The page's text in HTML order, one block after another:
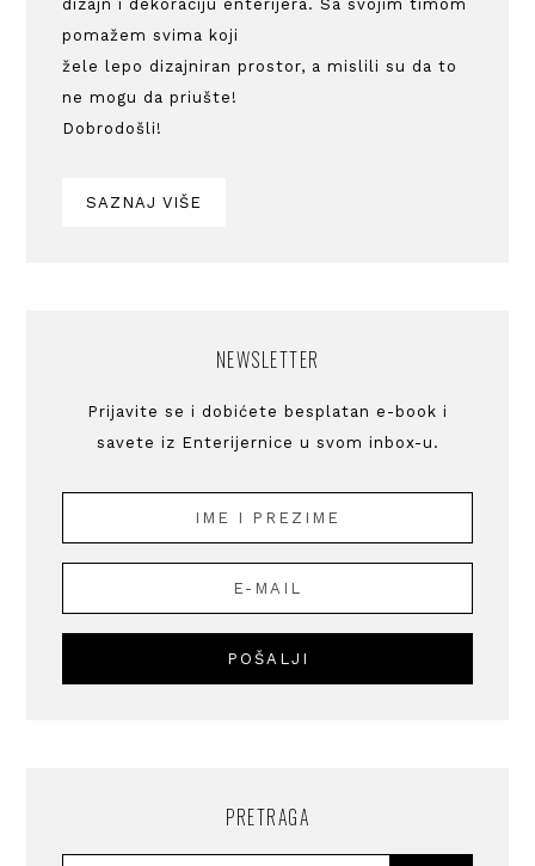
dizajn i dekoraciju enterijera. Sa svojim timom
pomažem svima koji
žele lepo dizajniran prostor, a mislili su da to
ne mogu da priušte!
Dobrodošli!
SAZNAJ VIŠE
NEWSLETTER
Prijavite se i dobićete besplatan e-book i
savete iz Enterijernice u svom inbox-u.
PRETRAGA